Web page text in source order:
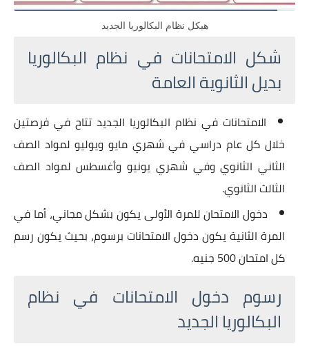
هيكل نظام البكالوريا الجديد
شكل الامتحانات في نظام البكالوريا
بديل الثانوية العامة
الامتحانات في نظام البكالوريا الجديد تتاح في فرصتين
خلال كل عام دراسي في شهري مايو ويوليو لمواد الصف
الثاني الثانوي وفي شهري يونيو وأغسطس لمواد الصف
الثالث الثانوي.
دخول الامتحان للمرة الأولى يكون بشكل مجاني، أما في
المرة الثانية يكون دخول الامتحانات برسوم، بحيث يكون رسم
كل امتحان 500 جنيه.
رسوم دخول الامتحانات في نظام
البكالوريا الجديد